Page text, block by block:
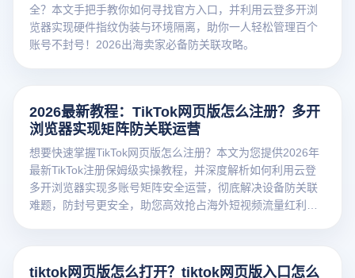
全？本文手把手教你如何寻找官方入口，并利用云登多开浏
览器实现硬件指纹伪装与环境隔离，助你一人轻松管理百个
账号不封号！2026出海卖家必备防关联攻略。
2026最新教程：TikTok网页版怎么注册？多开
浏览器实现矩阵防关联运营
想要快速掌握TikTok网页版怎么注册？本文为您提供2026年
最新TikTok注册保姆级实操教程，并深度解析如何利用云登
多开浏览器实现多账号矩阵安全运营，彻底解决设备防关联
难题，防封号更安全，助您高效抢占海外短视频流量红利！
tiktok网页版怎么打开？tiktok网页版入口怎么